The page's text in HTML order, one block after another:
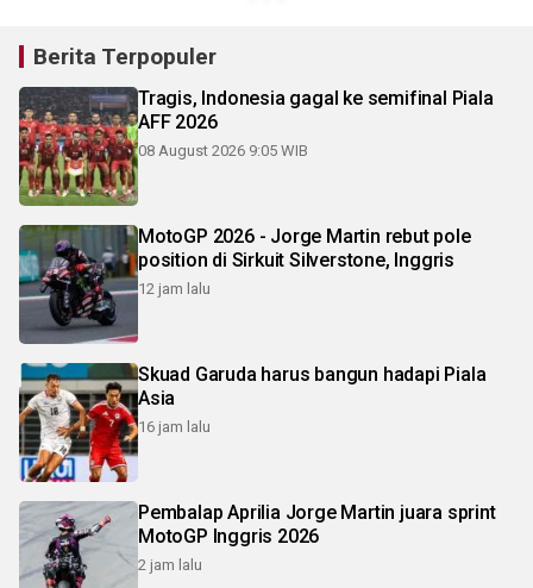
Berita Terpopuler
Tragis, Indonesia gagal ke semifinal Piala
AFF 2026
08 August 2026 9:05 WIB
MotoGP 2026 - Jorge Martin rebut pole
position di Sirkuit Silverstone, Inggris
12 jam lalu
Skuad Garuda harus bangun hadapi Piala
Asia
16 jam lalu
Pembalap Aprilia Jorge Martin juara sprint
MotoGP Inggris 2026
2 jam lalu